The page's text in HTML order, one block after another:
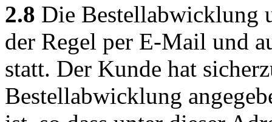
2.8 Die Bestellabwicklung
der Regel per E-Mail und
statt. Der Kunde hat
Bestellabwicklung